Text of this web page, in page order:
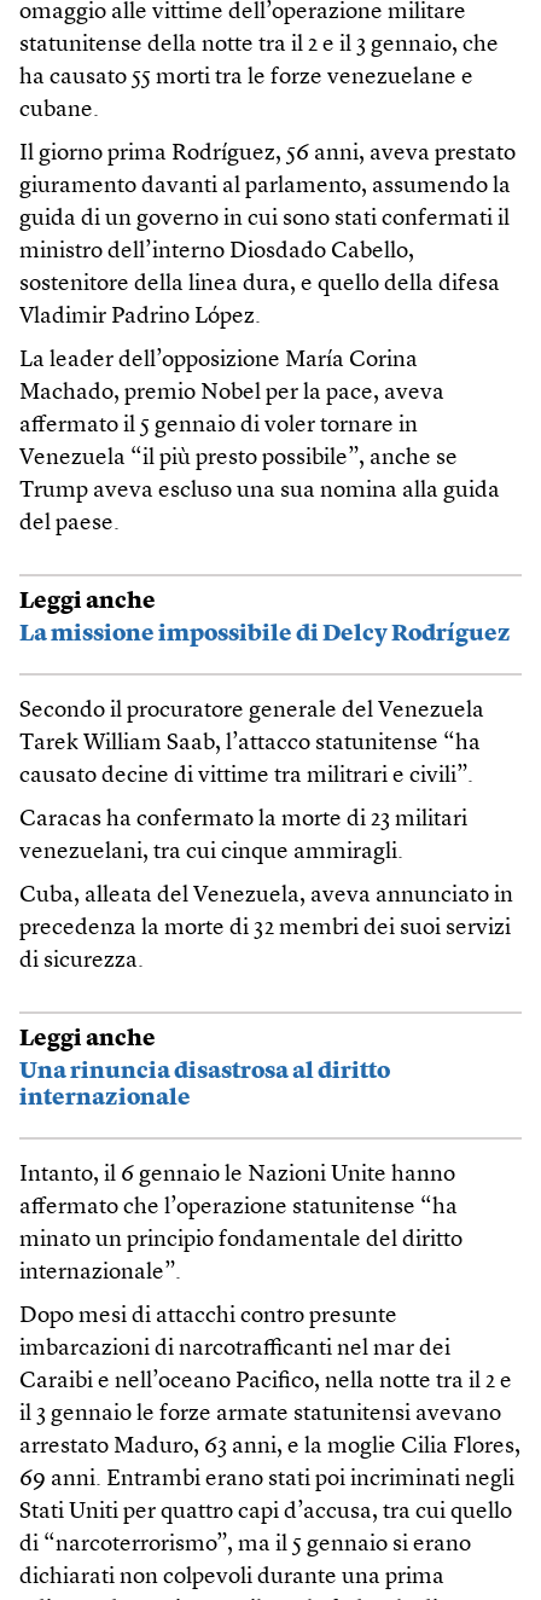
omaggio alle vittime dell’operazione militare
statunitense della notte tra il 2 e il 3 gennaio, che
ha causato 55 morti tra le forze venezuelane e
cubane.
Il giorno prima Rodríguez, 56 anni, aveva prestato
giuramento davanti al parlamento, assumendo la
guida di un governo in cui sono stati confermati il
ministro dell’interno Diosdado Cabello,
sostenitore della linea dura, e quello della difesa
Vladimir Padrino López.
La leader dell’opposizione María Corina
Machado, premio Nobel per la pace, aveva
affermato il 5 gennaio di voler tornare in
Venezuela “il più presto possibile”, anche se
Trump aveva escluso una sua nomina alla guida
del paese.
Leggi anche
La missione impossibile di Delcy Rodríguez
Secondo il procuratore generale del Venezuela
Tarek William Saab, l’attacco statunitense “ha
causato decine di vittime tra militrari e civili”.
Caracas ha confermato la morte di 23 militari
venezuelani, tra cui cinque ammiragli.
Cuba, alleata del Venezuela, aveva annunciato in
precedenza la morte di 32 membri dei suoi servizi
di sicurezza.
Leggi anche
Una rinuncia disastrosa al diritto
internazionale
Intanto, il 6 gennaio le Nazioni Unite hanno
affermato che l’operazione statunitense “ha
minato un principio fondamentale del diritto
internazionale”.
Dopo mesi di attacchi contro presunte
imbarcazioni di narcotrafficanti nel mar dei
Caraibi e nell’oceano Pacifico, nella notte tra il 2 e
il 3 gennaio le forze armate statunitensi avevano
arrestato Maduro, 63 anni, e la moglie Cilia Flores,
69 anni. Entrambi erano stati poi incriminati negli
Stati Uniti per quattro capi d’accusa, tra cui quello
di “narcoterrorismo”, ma il 5 gennaio si erano
dichiarati non colpevoli durante una prima